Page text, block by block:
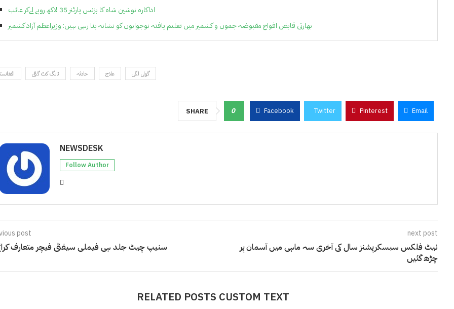
اداکارہ نوشین شاہ کا بزنس پارٹنر 35 لاکھ روپے لےکر غائب
بھارتی قابض افواج مقبوضہ جموں و کشمیر میں تعلیم یافتہ نوجوانوں کو نشانہ بنا رہی ہیں: وزیراعظم آزاد کشمیر
ٹانگ کٹ گئی حادثہ علاج گولی لگی
SHARE 0 Facebook Twitter Pinterest Email
NEWSDESK
Follow Author
post
سنیپ چیٹ جلد ہی فیملی سیفٹی فیچر متعارف
next post
نیٹ فلکس سبسکرپشنز سال کی آخری سہ ماہی میں آسمان پر
چڑھ گئیں
RELATED POSTS CUSTOM TEXT